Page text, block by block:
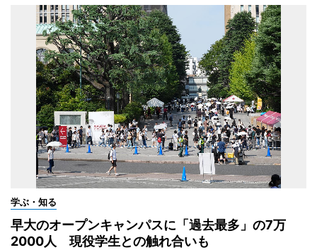
学ぶ・知る
早大のオープンキャンパスに「過去最多」の7万
2000人 現役学生との触れ合いも